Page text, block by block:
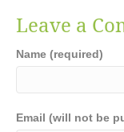
Leave a
Name (required)
Email (will not be